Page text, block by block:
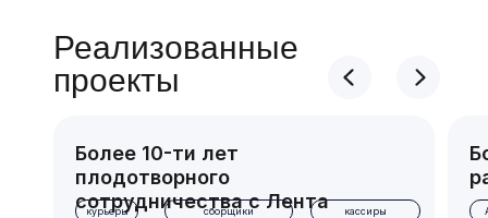
Реализованные
проекты
кассиры
курьеры
Более 10-ти лет
плодотворного
сотрудничества с Лента
сборщики